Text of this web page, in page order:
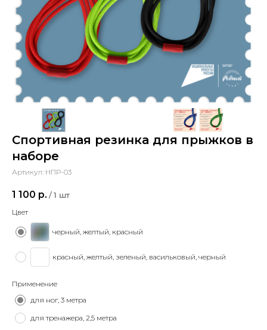
Спортивная резинка для прыжков в
наборе
Артикул: НПР-03
1 100 р. / 1 шт
Цвет
черный, желтый, красный
красный, желтый, зеленый, васильковый, черный
Применение
для ног, 3 метра
для тренажера, 2,5 метра